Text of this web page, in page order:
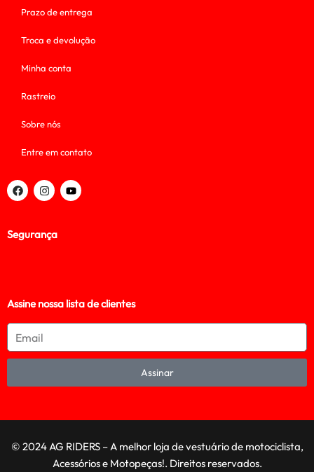
Prazo de entrega
Troca e devolução
Minha conta
Rastreio
Sobre nós
Entre em contato
Segurança
Assine nossa lista de clientes
Assinar
© 2024 AG RIDERS – A melhor loja de vestuário de motociclista,
Acessórios e Motopeças!. Direitos reservados.